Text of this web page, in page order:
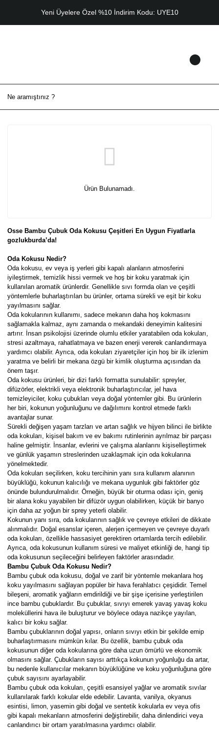
Yeni Üyelere Özel %10 İndirim Kodu: UYE10
Ürün Bulunamadı.
Osse Bambu Çubuk Oda Kokusu Çeşitleri En Uygun Fiyatlarla
gozlukburda’da!
Oda Kokusu Nedir?
Oda kokusu, ev veya iş yerleri gibi kapalı alanların atmosferini
iyileştirmek, temizlik hissi vermek ve hoş bir koku yaratmak için
kullanılan aromatik ürünlerdir. Genellikle sıvı formda olan ve çeşitli
yöntemlerle buharlaştırılan bu ürünler, ortama sürekli ve eşit bir koku
yayılmasını sağlar.
Oda kokularının kullanımı, sadece mekanın daha hoş kokmasını
sağlamakla kalmaz, aynı zamanda o mekandaki deneyimin kalitesini
artırır. İnsan psikolojisi üzerinde olumlu etkiler yaratabilen oda kokuları,
stresi azaltmaya, rahatlatmaya ve bazen enerji vererek canlandırmaya
yardımcı olabilir. Ayrıca, oda kokuları ziyaretçiler için hoş bir ilk izlenim
yaratma ve belirli bir mekana özgü bir kimlik oluşturma açısından da
önem taşır.
Oda kokusu ürünleri, bir dizi farklı formatta sunulabilir: spreyler,
difüzörler, elektrikli veya elektronik buharlaştırıcılar, jel hava
temizleyiciler, koku çubukları veya doğal yöntemler gibi. Bu ürünlerin
her biri, kokunun yoğunluğunu ve dağılımını kontrol etmede farklı
avantajlar sunar.
Sürekli değişen yaşam tarzları ve artan sağlık ve hijyen bilinci ile birlikte
oda kokuları, kişisel bakım ve ev bakımı rutinlerinin ayrılmaz bir parçası
haline gelmiştir. İnsanlar, evlerini ve çalışma alanlarını kişiselleştirmek
ve günlük yaşamın streslerinden uzaklaşmak için oda kokularına
yönelmektedir.
Oda kokuları seçilirken, koku tercihinin yanı sıra kullanım alanının
büyüklüğü, kokunun kalıcılığı ve mekana uygunluk gibi faktörler göz
önünde bulundurulmalıdır. Örneğin, büyük bir oturma odası için, geniş
bir alana koku yayabilen bir difüzör uygun olabilirken, küçük bir banyo
için daha az yoğun bir sprey yeterli olabilir.
Kokunun yanı sıra, oda kokularının sağlık ve çevreye etkileri de dikkate
alınmalıdır. Doğal esanslar içeren, alerjen içermeyen ve çevreye duyarlı
oda kokuları, özellikle hassasiyet gerektiren ortamlarda tercih edilebilir.
Ayrıca, oda kokusunun kullanım süresi ve maliyet etkinliği de, hangi tip
oda kokusunun seçileceğini belirleyen faktörler arasındadır.
Bambu Çubuk Oda Kokusu Nedir?
Bambu çubuk oda kokusu, doğal ve zarif bir yöntemle mekanlara hoş
koku yayılmasını sağlayan popüler bir hava ferahlatıcı çeşididir. Temel
bileşeni, aromatik yağların emdirildiği ve bir şişe içerisine yerleştirilen
ince bambu çubuklardır. Bu çubuklar, sıvıyı emerek yavaş yavaş koku
moleküllerini hava ile buluşturur ve böylece odaya nazikçe yayılan,
kalıcı bir koku sağlar.
Bambu çubuklarının doğal yapısı, onların sıvıyı etkin bir şekilde emip
buharlaştırmasını mümkün kılar. Bu özellik, bambu çubuk oda
kokusunun diğer oda kokularına göre daha uzun ömürlü ve ekonomik
olmasını sağlar. Çubukların sayısı arttıkça kokunun yoğunluğu da artar,
bu nedenle kullanıcılar mekanın büyüklüğüne ve koku yoğunluğuna göre
çubuk sayısını ayarlayabilir.
Bambu çubuk oda kokuları, çeşitli esansiyel yağlar ve aromatik sıvılar
kullanılarak farklı kokular elde edebilir. Lavanta, vanilya, okyanus
esintisi, limon, yasemin gibi doğal ve sentetik kokularla ev veya ofis
gibi kapalı mekanların atmosferini değiştirebilir, daha dinlendirici veya
canlandırıcı bir ortam yaratılmasına yardımcı olabilir.